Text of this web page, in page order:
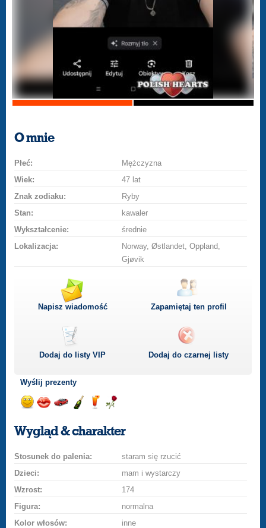
O mnie
Płeć:
Mężczyzna
Wiek:
47 lat
Znak zodiaku:
Ryby
Stan:
kawaler
Wykształcenie:
średnie
Lokalizacja:
Norway, Østlandet, Oppland,
Gjøvik
Napisz wiadomość Zapamiętaj ten profil
Dodaj do listyVIP Dodaj do czarnej listy
Wyślij prezenty
uśmiech
buziakasamochodem
szampana
drinka
różę
Wygląd & charakter
Stosunek do palenia:
staram się rzucić
Dzieci:
mam i wystarczy
Wzrost:
174
Figura:
normalna
Kolor włosów:
inne